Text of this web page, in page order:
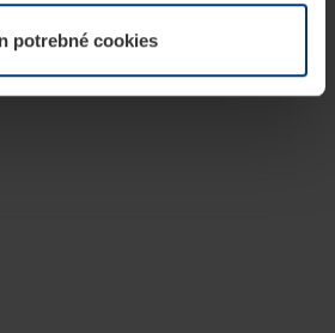
potrebné cookies